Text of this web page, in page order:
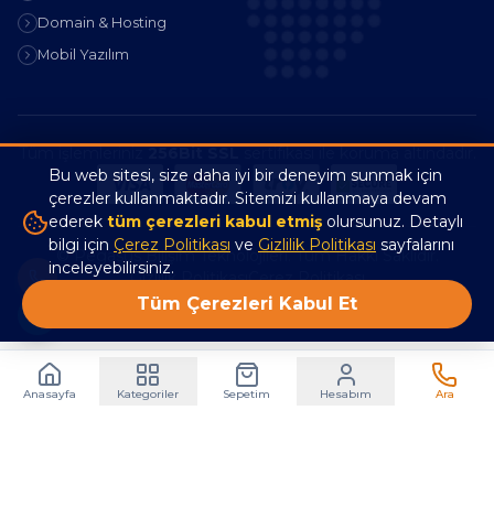
Domain & Hosting
Mobil Yazılım
Tüm işlemleriniz256Bit SSLsertifikası ile koruma altındadır.
© Pegasus Bilişim Teknolojileri. Tüm Hakkı Saklıdır.
Gizlilik PolitikasıÇerez Politikası
Anasayfa Kategoriler Sepetim Hesabım Ara
Bu web sitesi, size daha iyi bir deneyim sunmak için
çerezler kullanmaktadır. Sitemizi kullanmaya devam
ederek tüm çerezleri kabul etmiş olursunuz. Detaylı
bilgi için Çerez Politikası ve Gizlilik Politikası sayfalarını
inceleyebilirsiniz.
Tüm Çerezleri Kabul Et